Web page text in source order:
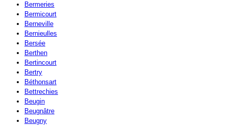
Bermeries
Bermicourt
Berneville
Bernieulles
Bersée
Berthen
Bertincourt
Bertry
Béthonsart
Bettrechies
Beugin
Beugnâtre
Beugny